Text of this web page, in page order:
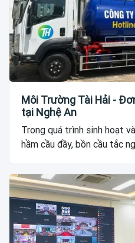
Môi Trường Tài Hải -
tại Nghệ An
Trong quá trình sinh hoạt
hầm cầu đầy, bồn cầu tắc